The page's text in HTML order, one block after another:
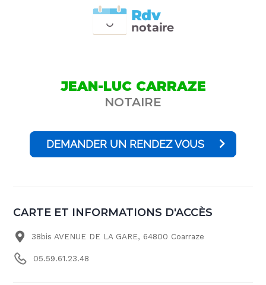
notaire
Rdv
JEAN-LUC CARRAZE
NOTAIRE
DEMANDER UN RENDEZ VOUS
CARTE ET INFORMATIONS D'ACCÈS
38bis AVENUE DE LA GARE, 64800 Coarraze
05.59.61.23.48